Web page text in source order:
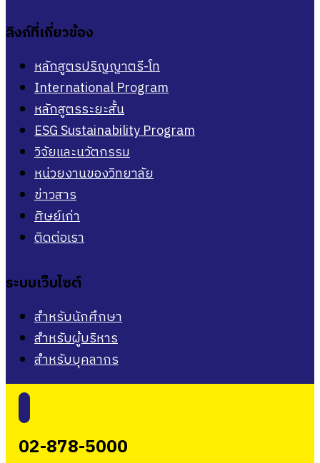
ลิงก์ที่เกี่ยวข้อง
หลักสูตรปริญญาตรี-โท
International Program
หลักสูตรระยะสั้น
ESG Sustainability Program
วิจัยและนวัตกรรม
หน่วยงานของวิทยาลัย
ข่าวสาร
ศิษย์เก่า
ติดต่อเรา
ระบบเว็บไซต์
สำหรับนักศึกษา
สำหรับผู้บริหาร
สำหรับบุคลากร
02-878-5000